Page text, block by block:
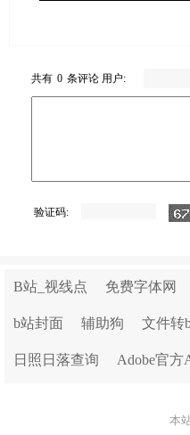
共有 0 条评论 用户:
验证码:
B站_视线点 免费字体网
b站封面 辅助狗 文件转
日照日落查询 Adobe官方
本